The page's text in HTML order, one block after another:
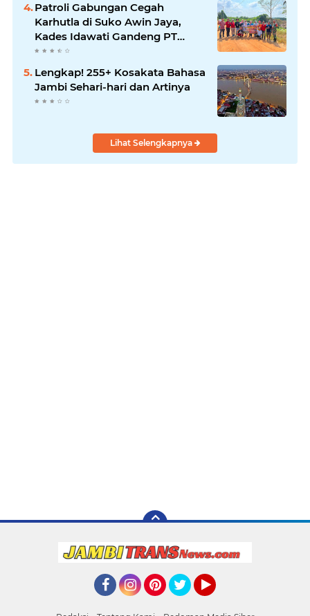
Patroli Gabungan Cegah
Karhutla di Suko Awin Jaya,
Kades Idawati Gandeng PT
BBB-S, TNI dan BPD
Lengkap! 255+ Kosakata Bahasa
Jambi Sehari-hari dan Artinya
Lihat Selengkapnya